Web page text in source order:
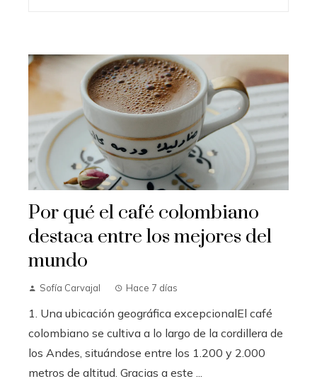
Por qué el café colombiano
destaca entre los mejores del
mundo
Sofía Carvajal Hace 7 días
1. Una ubicación geográfica excepcionalEl café
colombiano se cultiva a lo largo de la cordillera de
los Andes, situándose entre los 1.200 y 2.000
metros de altitud. Gracias a este ...